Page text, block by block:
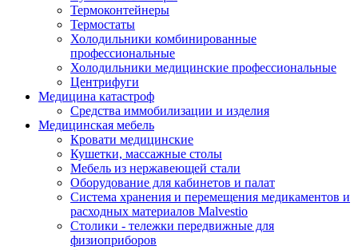
Термоконтейнеры
Термостаты
Холодильники комбинированные
профессиональные
Холодильники медицинские профессиональные
Центрифуги
Медицина катастроф
Средства иммобилизации и изделия
Медицинская мебель
Кровати медицинские
Кушетки, массажные столы
Мебель из нержавеющей стали
Оборудование для кабинетов и палат
Система хранения и перемещения медикаментов и
расходных материалов Malvestio
Столики - тележки передвижные для
физиоприборов